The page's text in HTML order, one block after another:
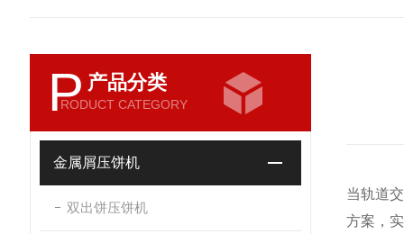
P 产品分类
RODUCT CATEGORY
金属屑压饼机
双出饼压饼机
当轨道
方案，